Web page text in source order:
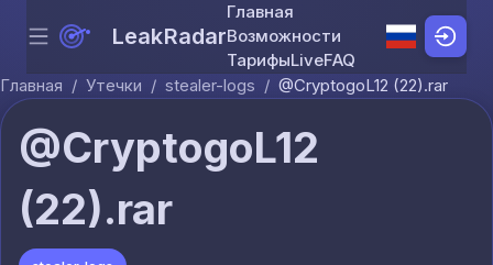
Skip to content
Menu LeakRadar
Главная
Возможности
ТарифыLiveFAQ
Главная / Утечки / stealer-logs / @CryptogoL12 (22).rar
@CryptogoL12
(22).rar